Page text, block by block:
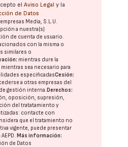
elAviso Legal y la
de Datos
Media, S.L.U.
a nuestra(s)
de cuenta de usuario.
con la misma o
similares o
mientras dure la
sea necesario para
especificadasCesión:
a otras empresas del
gestión interna.Derechos:
oposición, supresión,
del tratatamiento y
contacte con
que el tratamiento no
vigente, puede presentar
AEPD.Más información:
de Datos